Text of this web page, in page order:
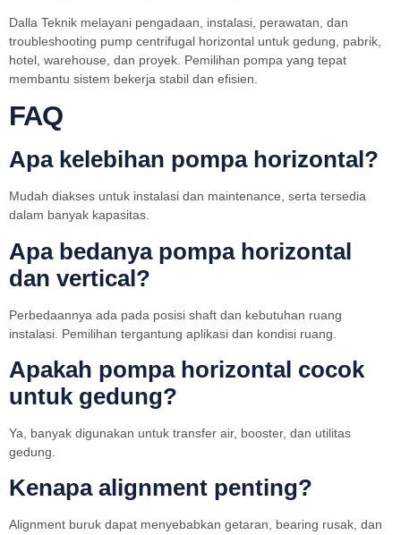
Dalla Teknik melayani pengadaan, instalasi, perawatan, dan
troubleshooting pump centrifugal horizontal untuk gedung, pabrik,
hotel, warehouse, dan proyek. Pemilihan pompa yang tepat
membantu sistem bekerja stabil dan efisien.
FAQ
Apa kelebihan pompa horizontal?
Mudah diakses untuk instalasi dan maintenance, serta tersedia
dalam banyak kapasitas.
Apa bedanya pompa horizontal
dan vertical?
Perbedaannya ada pada posisi shaft dan kebutuhan ruang
instalasi. Pemilihan tergantung aplikasi dan kondisi ruang.
Apakah pompa horizontal cocok
untuk gedung?
Ya, banyak digunakan untuk transfer air, booster, dan utilitas
gedung.
Kenapa alignment penting?
Alignment buruk dapat menyebabkan getaran, bearing rusak, dan